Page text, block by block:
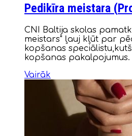
Pedikīra meistara (
CNI Baltija skolas
meistars" ļauj kļūt par
kopšanas
kopšanas pakalpojumus.
Vairāk